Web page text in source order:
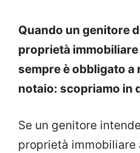
Quando un genitore
proprietà
sempre è obbligato a
notaio: scopriamo in
Se un genitore
proprietà immobiliare